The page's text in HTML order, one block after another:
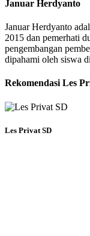
Januar Herdyanto
Januar Herdyanto
2015 dan pemerhati
pengembangan
dipahami oleh siswa
Rekomendasi Les
Les Privat SD